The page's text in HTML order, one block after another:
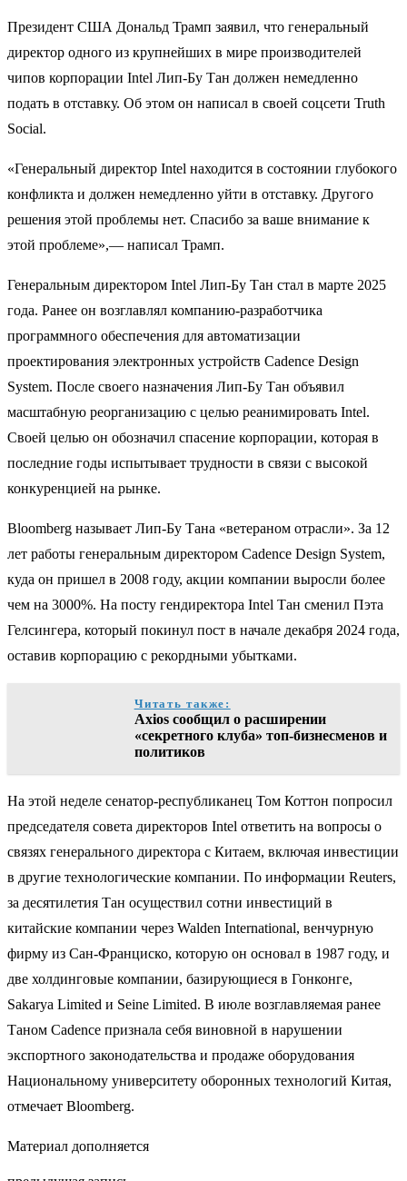
Президент США Дональд Трамп заявил, что генеральный
директор одного из крупнейших в мире производителей
чипов корпорации Intel Лип-Бу Тан должен немедленно
подать в отставку. Об этом он написал в своей соцсети Truth
Social.
«Генеральный директор Intel находится в состоянии глубокого
конфликта и должен немедленно уйти в отставку. Другого
решения этой проблемы нет. Спасибо за ваше внимание к
этой проблеме»,— написал Трамп.
Генеральным директором Intel Лип-Бу Тан стал в марте 2025
года. Ранее он возглавлял компанию-разработчика
программного обеспечения для автоматизации
проектирования электронных устройств Cadence Design
System. После своего назначения Лип-Бу Тан объявил
масштабную реорганизацию с целью реанимировать Intel.
Своей целью он обозначил спасение корпорации, которая в
последние годы испытывает трудности в связи с высокой
конкуренцией на рынке.
Bloomberg называет Лип-Бу Тана «ветераном отрасли». За 12
лет работы генеральным директором Cadence Design System,
куда он пришел в 2008 году, акции компании выросли более
чем на 3000%. На посту гендиректора Intel Тан сменил Пэта
Гелсингера, который покинул пост в начале декабря 2024 года,
оставив корпорацию с рекордными убытками.
Читать также:
Axios сообщил о расширении
«секретного клуба» топ-бизнесменов и
политиков
На этой неделе сенатор-республиканец Том Коттон попросил
председателя совета директоров Intel ответить на вопросы о
связях генерального директора с Китаем, включая инвестиции
в другие технологические компании. По информации Reuters,
за десятилетия Тан осуществил сотни инвестиций в
китайские компании через Walden International, венчурную
фирму из Сан-Франциско, которую он основал в 1987 году, и
две холдинговые компании, базирующиеся в Гонконге,
Sakarya Limited и Seine Limited. В июле возглавляемая ранее
Таном Cadence признала себя виновной в нарушении
экспортного законодательства и продаже оборудования
Национальному университету оборонных технологий Китая,
отмечает Bloomberg.
Материал дополняется